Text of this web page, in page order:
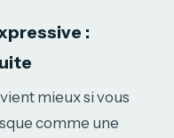
:
mieux si vous
comme une